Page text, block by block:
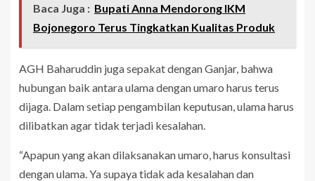
Baca Juga : Bupati Anna Mendorong IKM
Bojonegoro Terus Tingkatkan Kualitas Produk
AGH Baharuddin juga sepakat dengan Ganjar, bahwa
hubungan baik antara ulama dengan umaro harus terus
dijaga. Dalam setiap pengambilan keputusan, ulama harus
dilibatkan agar tidak terjadi kesalahan.
“Apapun yang akan dilaksanakan umaro, harus konsultasi
dengan ulama. Ya supaya tidak ada kesalahan dan